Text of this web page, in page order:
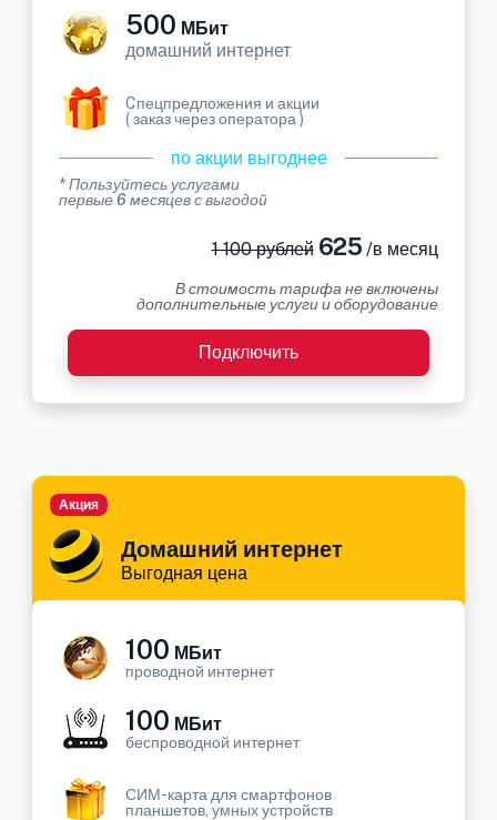
500 МБит
домашний интернет
Cпецпредложения и акции
( заказ через оператора )
по акции выгоднее
* Пользуйтесь услугами
первые 6 месяцев с выгодой
1 100 рублей625 /в месяц
В стоимость тарифа не включены
дополнительные услуги и оборудование
Подключить
Домашний интернет
Выгодная цена
Акция
100 МБит
проводной интернет
100 МБит
беспроводной интернет
СИМ-карта для смартфонов
планшетов, умных устройств